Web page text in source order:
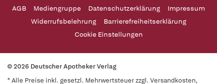
AGB Mediengruppe Datenschutzerklärung
Impressum
Widerrufsbelehrung
Barrierefreiheitserklärung
Cookie Einstellungen
© 2026 Deutscher Apotheker Verlag
* Alle Preise inkl. gesetzl. Mehrwertsteuer zzgl. Versandkosten,